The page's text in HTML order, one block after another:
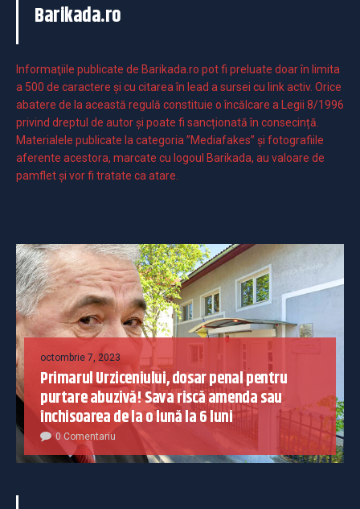
Barikada.ro
Informaţiile publicate de Barikada.ro pot fi preluate doar în limita
a 500 de caractere şi cu citarea în lead a sursei cu link activ. Orice
abatere de la această regulă constituie o încălcare a Legii 8/1996
privind dreptul de autor și poate fi sancționată în consecință.
Materialele publicate la categoria ”Mediafakes” și fotografiile
aferente acestora, marcate cu logoul Barikada, au valoare de
pamflet și vor fi tratate ca atare.
octombrie 7, 2023
Primarul Urziceniului, dosar penal pentru
purtare abuzivă! Sava riscă amenda sau
închisoarea de la o lună la 6 luni
0 Comentariu